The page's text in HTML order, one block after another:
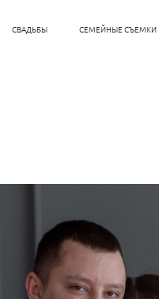
СВАДЬБЫ СЕМЕЙНЫЕ СЪЕМКИ